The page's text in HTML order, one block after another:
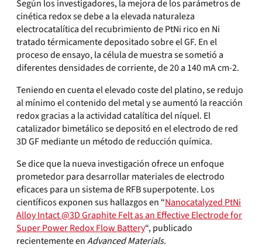
Según los investigadores, la mejora de los parámetros de
cinética redox se debe a la elevada naturaleza
electrocatalítica del recubrimiento de PtNi rico en Ni
tratado térmicamente depositado sobre el GF. En el
proceso de ensayo, la célula de muestra se sometió a
diferentes densidades de corriente, de 20 a 140 mA cm-2.
Teniendo en cuenta el elevado coste del platino, se redujo
al mínimo el contenido del metal y se aumentó la reacción
redox gracias a la actividad catalítica del níquel. El
catalizador bimetálico se depositó en el electrodo de red
3D GF mediante un método de reducción química.
Se dice que la nueva investigación ofrece un enfoque
prometedor para desarrollar materiales de electrodo
eficaces para un sistema de RFB superpotente. Los
científicos exponen sus hallazgos en “Nanocatalyzed PtNi
Alloy Intact @3D Graphite Felt as an Effective Electrode for
Super Power Redox Flow Battery“, publicado
recientemente enAdvanced Materials.